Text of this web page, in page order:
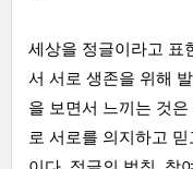
세상을 정글이라고 표
서 서로 생존을 위해
을 보면서 느끼는 것
로 서로를 의지하고